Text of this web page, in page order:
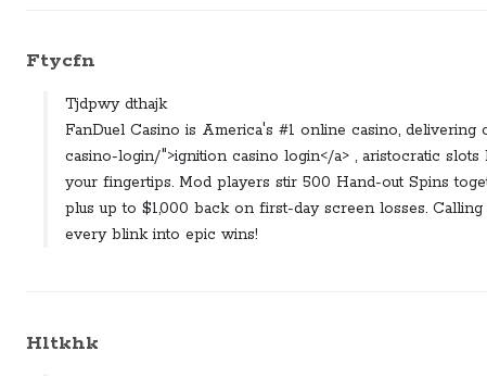
Ftycfn
Tjdpwy dthajk
FanDuel Casino is America's #1 online casino,
casino-login/">ignition casino login</a> , aristocratic
your fingertips. Mod players stir 500 Hand-out Spins
plus up to $1,000 back on first-day screen losses.
every blink into epic wins!
Hltkhk